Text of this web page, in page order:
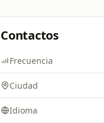
Contactos
Frecuencia
Ciudad
Idioma